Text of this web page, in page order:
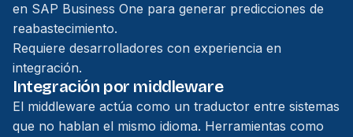
en SAP Business One para generar predicciones de
reabastecimiento.
Requiere desarrolladores con experiencia en
integración.
Integración por middleware
El middleware actúa como un traductor entre sistemas
que no hablan el mismo idioma. Herramientas como